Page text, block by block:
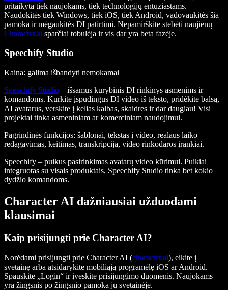
pritaikyta tiek naujokams, tiek technologijų entuziastams.
Naudokitės tiek Windows, tiek iOS, tiek Android, vadovaukitės šia
pamoka ir mėgaukitės DI patirtimi. Nepamirškite stebėti naujienų –
Character.ai sparčiai tobulėja ir vis dar yra beta fazėje.
Speechify Studio
Kaina: galima išbandyti nemokamai
Speechify Studio – išsamus kūrybinis DI rinkinys asmenims ir
komandoms. Kurkite įspūdingus DI video iš teksto, pridėkite balsą,
AI avatarus, verskite į kelias kalbas, skaidres ir dar daugiau! Visi
projektai tinka asmeniniam ar komerciniam naudojimui.
Pagrindinės funkcijos: šablonai, tekstas į video, realaus laiko
redagavimas, keitimas, transkripcija, video rinkodaros įrankiai.
Speechify – puikus pasirinkimas avatarų video kūrimui. Puikiai
integruotas su visais produktais, Speechify Studio tinka bet kokio
dydžio komandoms.
Character AI dažniausiai užduodami
klausimai
Kaip prisijungti prie Character AI?
Norėdami prisijungti prie Character AI (character.ai), eikite į
svetainę arba atsidarykite mobiliąją programėlę iOS ar Android.
Spauskite „Login“ ir įveskite prisijungimo duomenis. Naujokams
yra žingsnis po žingsnio pamoka jų svetainėje.